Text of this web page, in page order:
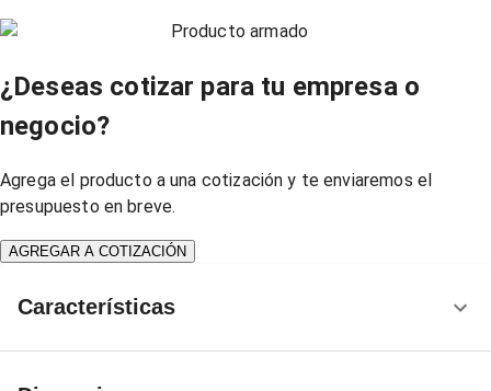
Producto armado
¿Deseas cotizar para tu empresa o
negocio?
Agrega el producto a una cotización y te enviaremos el
presupuesto en breve.
AGREGAR A COTIZACIÓN
Características